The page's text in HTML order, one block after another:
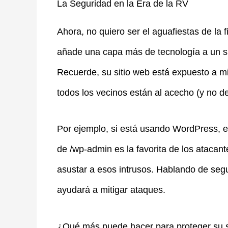
La Seguridad en la Era de la RV
Ahora, no quiero ser el aguafiestas de la
añade una capa más de tecnología a un
Recuerde, su sitio web está expuesto a
todos los vecinos están al acecho (y no
Por ejemplo, si está usando WordPress,
de /wp-admin es la favorita de los
asustar a esos intrusos. Hablando de
ayudará a mitigar ataques.